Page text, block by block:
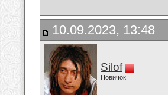
10.09.2023, 13:48
Silof
Новичок